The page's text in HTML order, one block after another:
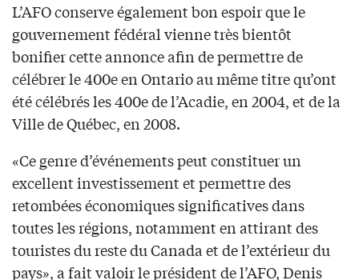
L’AFO conserve également bon espoir que le
gouvernement fédéral vienne très bientôt
bonifier cette annonce afin de permettre de
célébrer le 400e en Ontario au même titre qu’ont
été célébrés les 400e de l’Acadie, en 2004, et de la
Ville de Québec, en 2008.
«Ce genre d’événements peut constituer un
excellent investissement et permettre des
retombées économiques significatives dans
toutes les régions, notamment en attirant des
touristes du reste du Canada et de l’extérieur du
pays», a fait valoir le président de l’AFO, Denis